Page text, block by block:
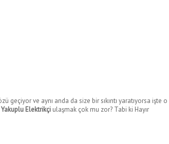
geçiyor ve aynı anda da size bir sıkıntı yaratıyorsa işte o
Elektrikçi ulaşmak çok mu zor? Tabi ki Hayır